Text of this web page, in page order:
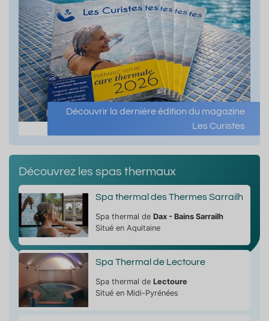
Découvrir la dernière édition du magazine
Les Curistes
Découvrez les spas thermaux
Spa thermal des Thermes Sarrailh
Spa thermal de Dax - Bains Sarrailh
Situé en Aquitaine
Spa Thermal de Lectoure
Spa thermal de Lectoure
Situé en Midi-Pyrénées